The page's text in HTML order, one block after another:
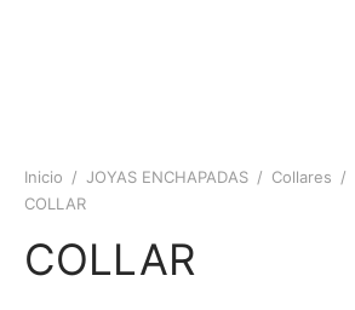
Inicio / JOYAS ENCHAPADAS / Collares /
COLLAR
COLLAR